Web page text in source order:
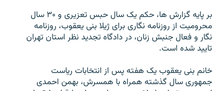
گزارش‌های ویدئویی
English
به ما بپیوندید
بر پايه گزارش ها، حکم يک سال حبس تعزيری و ۳۰ سال
محروميت از روزنامه نگاری برای ژيلا بنی يعقوب، روزنامه
نگار و فعال جنبش زنان، در دادگاه تجديد نظر استان تهران
تاييد شده است.
خانم بنی يعقوب يک هفته پس از انتخابات رياست
جمهوری سال گذشته همراه با همسرش، بهمن احمدی